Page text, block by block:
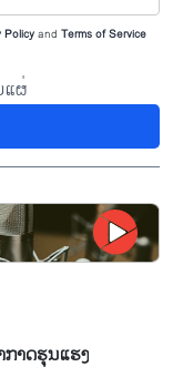
Policyand Terms of Service
ຜ່
າດຮຸນແຮງ